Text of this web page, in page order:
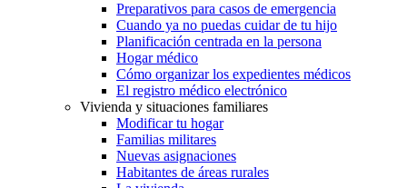
Preparativos para casos de emergencia
Cuando ya no puedas cuidar de tu hijo
Planificación centrada en la persona
Hogar médico
Cómo organizar los expedientes médicos
El registro médico electrónico
Vivienda y situaciones familiares
Modificar tu hogar
Familias militares
Nuevas asignaciones
Habitantes de áreas rurales